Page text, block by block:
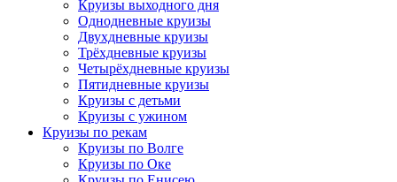
Круизы выходного дня
Однодневные круизы
Двухдневные круизы
Трёхдневные круизы
Четырёхдневные круизы
Пятидневные круизы
Круизы с детьми
Круизы с ужином
Круизы по рекам
Круизы по Волге
Круизы по Оке